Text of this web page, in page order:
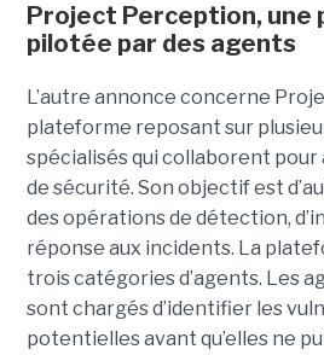
Project Perception, une
pilotée par des agents
L’autre annonce concerne
plateforme reposant sur
spécialisés qui collaborent pour
de sécurité. Son objectif est
des opérations de détection,
réponse aux incidents. La
trois catégories d’agents. Les
sont chargés d’identifier les
potentielles avant qu’elles ne